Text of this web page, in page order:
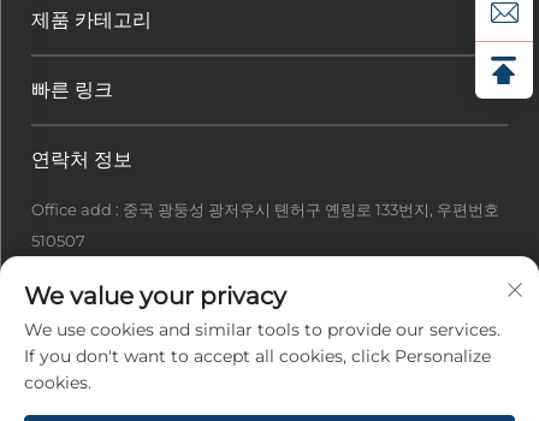
제품 카테고리
빠른 링크
연락처 정보
Office add : 중국 광둥성 광저우시 톈허구 옌링로 133번지, 우편번호
510507
+86-13922415049
We value your privacy
We use cookies and similar tools to provide our services.
If you don't want to accept all cookies, click Personalize
cookies.